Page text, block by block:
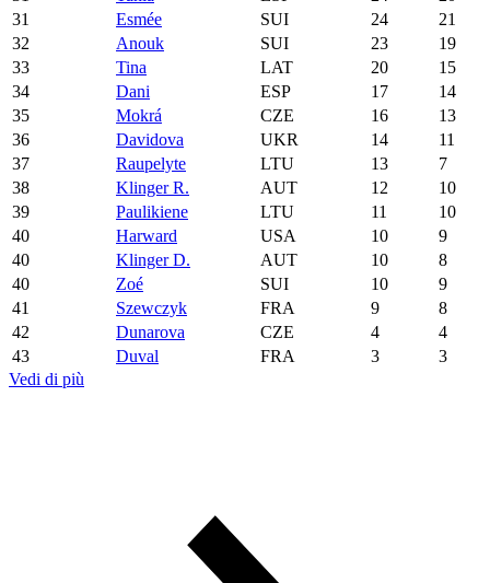
31
Esmée SUI 24
21
32
Anouk SUI 23
19
33
Tina LAT 20
15
34
Dani ESP 17
14
35
Mokrá CZE 16
13
36
Davidova UKR 14
11
37
Raupelyte LTU 13
7
38
Klinger R. AUT 12
10
39
Paulikiene LTU 11
10
40
Harward USA 10
9
40
Klinger D. AUT 10
8
40
Zoé SUI 10
9
41
Szewczyk FRA 9
8
42
Dunarova CZE 4
4
43
Duval FRA 3
3
Vedi di più